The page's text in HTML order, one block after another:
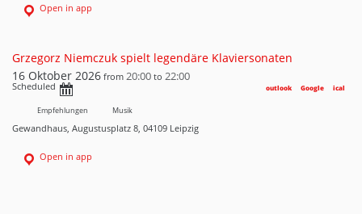
Open in app
Grzegorz Niemczuk spielt legendäre Klaviersonaten
16 Oktober 2026 from 20:00 to 22:00
Scheduled ical
Google
outlook
Empfehlungen Musik
Gewandhaus, Augustusplatz 8, 04109 Leipzig
Open in app